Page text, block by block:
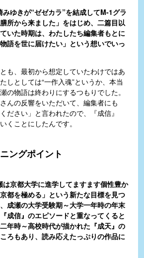
ゆきが“ゼゼカラ”を結成してM-1グラ
所から来ました」をはじめ、二篇目以
いた時期は、わたしたち編集者もとに
語を世に届けたい」という想いでいっ
も、最初から想定していたわけではあ
しとしては“一作入魂”というか、本当
の物語は終わりにするつもりでした。
んの反響をいただいて、編集者にも
ださい」と言われたので、『成信』
くことにしたんです。
ングポイント
京都大学に進学してますます個性豊か
都を極める」という新たな目標を見つ
成瀬の大学受験期～大学一年時の年末
成信』のエピソードと重なってくると
年時～高校時代が描かれた『成天』の
ろもあり、読み応えたっぷりの作品に